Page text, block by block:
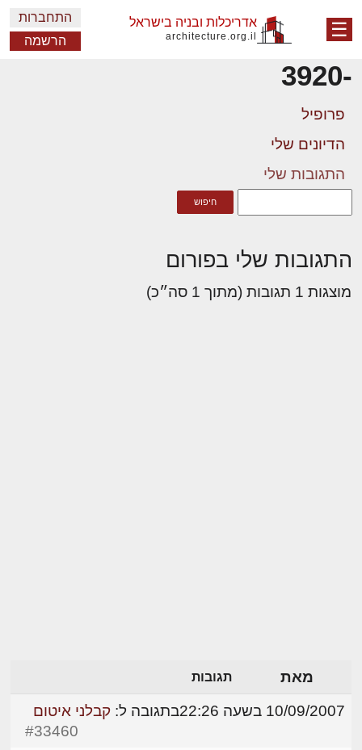
☰ אדריכלות ובניה בישראל
architecture.org.il
התחברות
הרשמה
-3920
פרופיל
הדיונים שלי
התגובות שלי
התגובות שלי בפורום
מוצגות 1 תגובות (מתוך 1 סה״כ)
מאת תגובות
10/09/2007 בשעה 22:26 בתגובה ל: קבלני איטום
#33460